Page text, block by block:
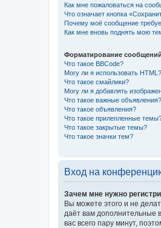
Как мне пожаловаться на
Что означает кнопка
Почему моё сообщение
Как мне вновь поднять мою
Форматирование
Что такое BBCode?
Могу ли я использовать HTML?
Что такое смайлики?
Могу ли я добавлять
Что такое важные объявления?
Что такое объявления?
Что такое прилепленные
Что такое закрытые темы?
Что такое значки тем?
Вход на
Зачем мне нужно
Вы можете этого и не
даёт вам дополнительные
вас всего пару минут,